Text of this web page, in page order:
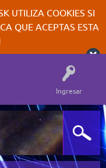
UTILIZA COOKIES SI
QUE ACEPTAS ESTA
Ingresar